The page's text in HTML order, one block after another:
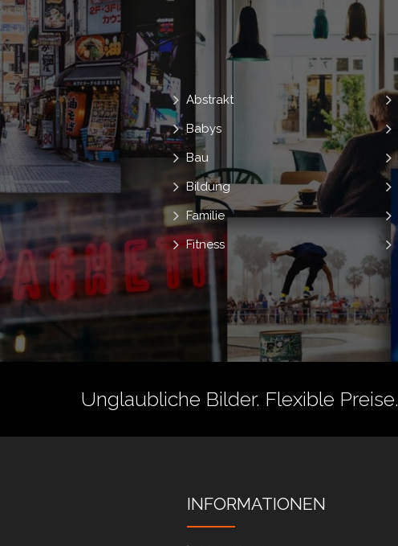
Abstrakt
Babys
Bau
Bildung
Familie
Fitness
Unglaubliche Bilder. Flexible Preise.
INFORMATIONEN